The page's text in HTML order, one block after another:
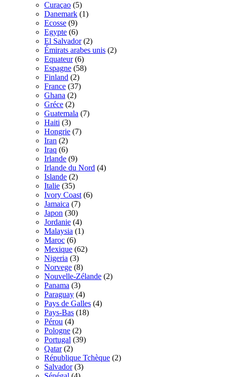
Curaçao (5)
Danemark (1)
Ecosse (9)
Egypte (6)
El Salvador (2)
Émirats arabes unis (2)
Equateur (6)
Espagne (58)
Finland (2)
France (37)
Ghana (2)
Gréce (2)
Guatemala (7)
Haiti (3)
Hongrie (7)
Iran (2)
Iraq (6)
Irlande (9)
Irlande du Nord (4)
Islande (2)
Italie (35)
Ivory Coast (6)
Jamaica (7)
Japon (30)
Jordanie (4)
Malaysia (1)
Maroc (6)
Mexique (62)
Nigeria (3)
Norvege (8)
Nouvelle-Zélande (2)
Panama (3)
Paraguay (4)
Pays de Galles (4)
Pays-Bas (18)
Pérou (4)
Pologne (2)
Portugal (39)
Qatar (2)
République Tchèque (2)
Salvador (3)